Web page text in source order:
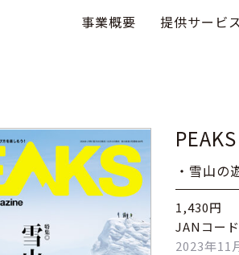
事業概要 提供サービ
・雪山の
1,430円
JANコー
2023年11